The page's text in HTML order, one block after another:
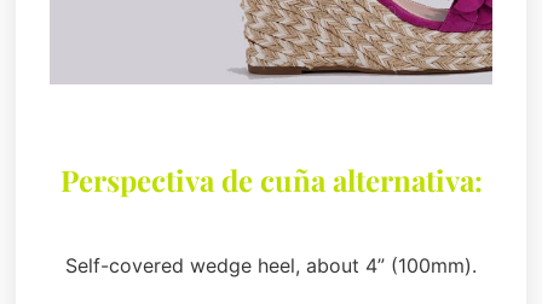
Perspectiva de cuña alternativa:
Self-covered wedge heel, about 4” (100mm).